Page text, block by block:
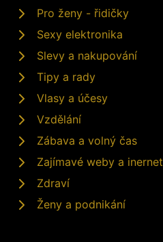
Pro ženy - řidičky
Sexy elektronika
Slevy a nakupování
Tipy a rady
Vlasy a účesy
Vzdělání
Zábava a volný čas
Zajímavé weby a inernet
Zdraví
Ženy a podnikání